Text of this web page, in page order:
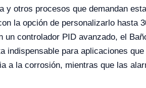
y otros procesos que demandan
la opción de personalizarlo hasta
un controlador PID avanzado, el
indispensable para aplicaciones
a la corrosión, mientras que las